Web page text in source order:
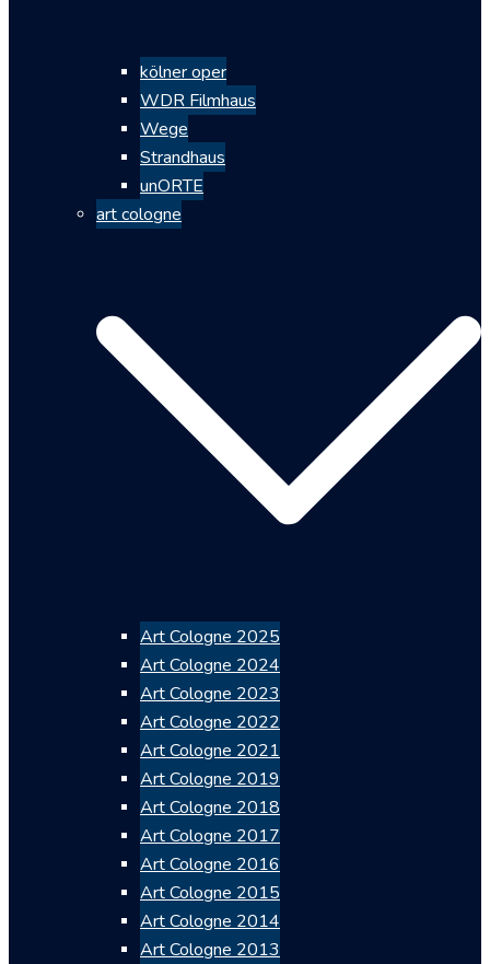
kölner oper
WDR Filmhaus
Wege
Strandhaus
unORTE
art cologne
Art Cologne 2025
Art Cologne 2024
Art Cologne 2023
Art Cologne 2022
Art Cologne 2021
Art Cologne 2019
Art Cologne 2018
Art Cologne 2017
Art Cologne 2016
Art Cologne 2015
Art Cologne 2014
Art Cologne 2013